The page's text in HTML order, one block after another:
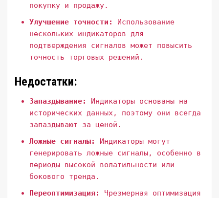
покупку и продажу.
Улучшение точности:
Использование
нескольких индикаторов для
подтверждения сигналов может повысить
точность торговых решений.
Недостатки:
Запаздывание:
Индикаторы основаны на
исторических данных, поэтому они всегда
запаздывают за ценой.
Ложные сигналы:
Индикаторы могут
генерировать ложные сигналы, особенно в
периоды высокой волатильности или
бокового тренда.
Переоптимизация:
Чрезмерная оптимизация